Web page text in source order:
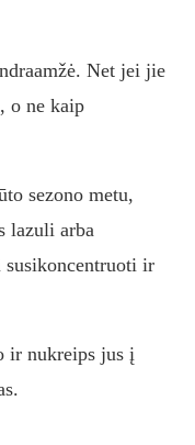
Net jei jie
o ne kaip
sezono metu,
lazuli arba
ir
ir nukreips jus į